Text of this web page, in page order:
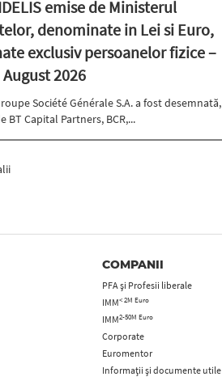
emise de Ministerul
denominate in Lei si Euro,
exclusiv persoanelor fizice –
2026
Société Générale S.A. a fost desemnată,
BT Capital Partners, BCR,...
COMPANII
PFA şi Profesii liberale
IMM< 2M Euro
IMM2-50M Euro
Corporate
Euromentor
Informații și documente utile